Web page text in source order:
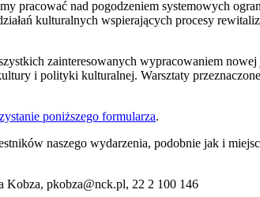
pracować nad pogodzeniem systemowych
kulturalnych wspierających procesy
zainteresowanych wypracowaniem
i polityki kulturalnej. Warsztaty
poniższego formularza.
naszego wydarzenia, podobnie jak i
Kobza, pkobza@nck.pl, 22 2 100 146